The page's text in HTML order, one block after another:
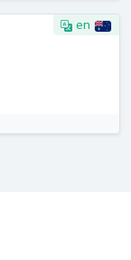
en